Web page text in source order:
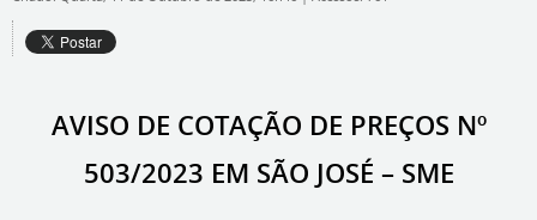
AVISO DE COTAÇÃO DE PREÇOS Nº
503/2023 EM SÃO JOSÉ – SME